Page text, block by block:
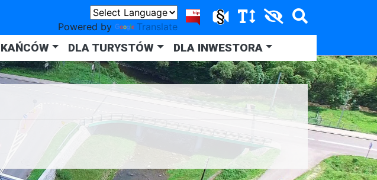
Powered by Translate
DLA TURYSTÓW DLA INWESTORA